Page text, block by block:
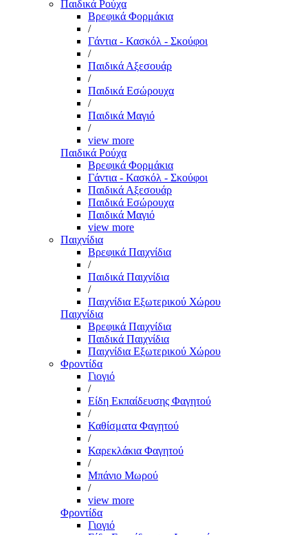
Παιδικά Ρούχα
Βρεφικά Φορμάκια
/
Γάντια - Κασκόλ - Σκούφοι
/
Παιδικά Αξεσουάρ
/
Παιδικά Εσώρουχα
/
Παιδικά Μαγιό
/
view more
Παιδικά Ρούχα
Βρεφικά Φορμάκια
Γάντια - Κασκόλ - Σκούφοι
Παιδικά Αξεσουάρ
Παιδικά Εσώρουχα
Παιδικά Μαγιό
view more
Παιχνίδια
Βρεφικά Παιχνίδια
/
Παιδικά Παιχνίδια
/
Παιχνίδια Εξωτερικού Χώρου
Παιχνίδια
Βρεφικά Παιχνίδια
Παιδικά Παιχνίδια
Παιχνίδια Εξωτερικού Χώρου
Φροντίδα
Γιογιό
/
Είδη Εκπαίδευσης Φαγητού
/
Καθίσματα Φαγητού
/
Καρεκλάκια Φαγητού
/
Μπάνιο Μωρού
/
view more
Φροντίδα
Γιογιό